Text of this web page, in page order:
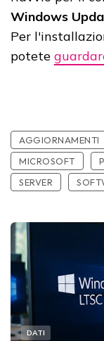
Windows
Per
potete
AGGIORNAMENTI
MICROSOFT
SERVER
DATI